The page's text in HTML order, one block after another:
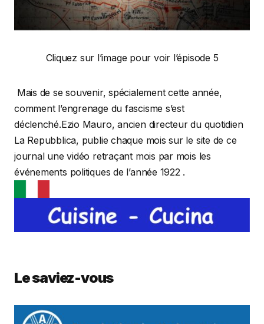
Cliquez sur l’image pour voir l’épisode 5
Mais de se souvenir, spécialement cette année,
comment l’engrenage du fascisme s’est
déclenché.Ezio Mauro, ancien directeur du quotidien
La Repubblica, publie chaque mois sur le site de ce
journal une vidéo retraçant mois par mois les
événements politiques de l’année 1922 .
Le saviez-vous